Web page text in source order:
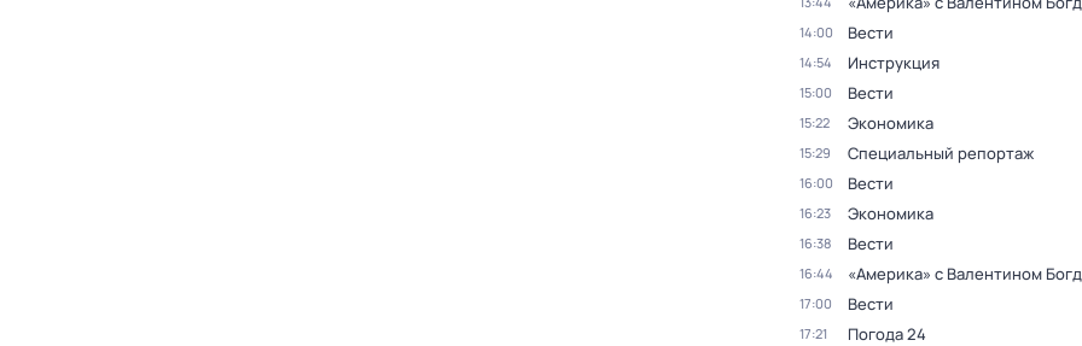
14:00 Вести
14:54 Инструкция
15:00 Вести
15:22 Экономика
15:29 Специальный репортаж
16:00 Вести
16:23 Экономика
16:38 Вести
16:44 «Америка» с Валентином
17:00 Вести
17:21 Погода 24